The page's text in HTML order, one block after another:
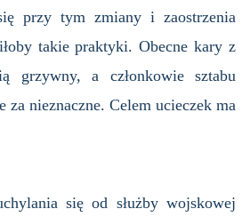
przy tym zmiany i zaostrzenia
takie praktyki. Obecne kary z
grzywny, a członkowie sztabu
za nieznaczne. Celem ucieczek ma
się od służby wojskowej